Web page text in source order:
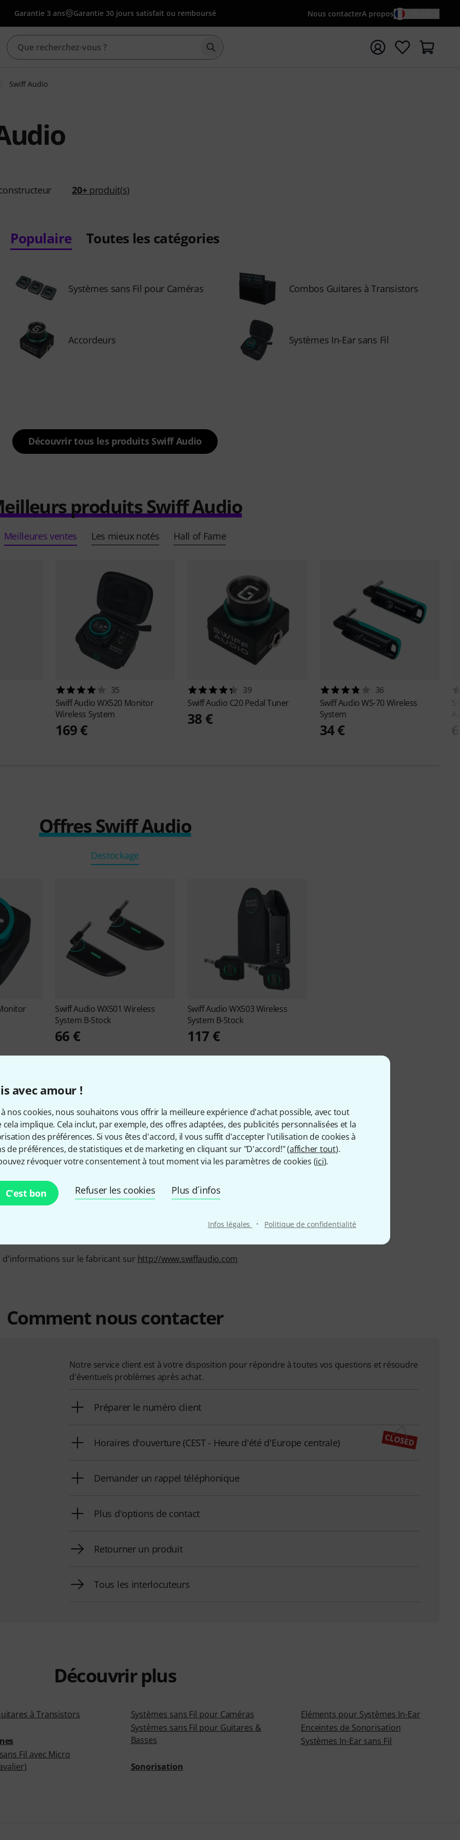
avec amour !
nos cookies, nous souhaitons vous offrir la meilleure expérience d'achat possible, avec tout
cela implique. Cela inclut, par exemple, des offres adaptées, des publicités personnalisées et la
des préférences. Si vous êtes d'accord, il vous suffit d'accepter l'utilisation de cookies à
de préférences, de statistiques et de marketing en cliquant sur "D'accord!" (afficher tout).
révoquer votre consentement à tout moment via les paramètres de cookies (ici).
C'est bon Refuser les cookies Plus d´infos
Infos légales · Politique de confidentialité
Garantie 3 ans Garantie 30 jours satisfait ou remboursé Nous contacterA propos
Démarrer la recherche avec le terme de recherche
Swiff Audio
20+produit(s)
Populaire Toutes les catégories
Systèmes sans Fil pour Caméras Combos Guitares à Transistors
Accordeurs Systèmes In-Ear sans Fil
Découvrir tous les produits Swiff Audio
produits Swiff Audio
Meilleures ventes Les mieux notés Hall of Fame
35
Swiff AudioWX520 Monitor
Wireless System
169 €
39
Swiff Audio C20 Pedal Tuner
38 €
36
Swiff AudioWS-70 Wireless
System
34 €
Offres Swiff Audio
Destockage
Swiff AudioWX501 Wireless
System B-Stock
66 €
Swiff AudioWX503 Wireless
System B-Stock
117 €
Infos sur Swiff Audio
PRODUITS EN STOCK
20+
Ø DISPONIBLITÉ
MOYENNE
sur le fabricant sur http://www.swiffaudio.com
Comment nous contacter
Notre service client est à votre disposition pour répondre à toutes vos questions et résoudre
d'éventuels problèmes après achat.
Préparer le numéro client
Horaires d'ouverture (CEST - Heure d'été d'Europe centrale)
Demander un rappel téléphonique
Plus d'options de contact
Retourner un produit
Tous les interlocuteurs
Découvrir plus
à Transistors
Fil avec Micro
Systèmes sans Fil pour Caméras
Systèmes sans Fil pour Guitares &
Basses
Sonorisation
Eléments pour Systèmes In-Ear
Enceintes de Sonorisation
Systèmes In-Ear sans Fil